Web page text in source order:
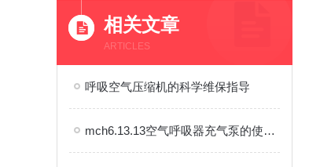
相关文章
ARTICLES
呼吸空气压缩机的科学维保指导
mch6.13.13空气呼吸器充气泵的使用注意事项与保养介绍